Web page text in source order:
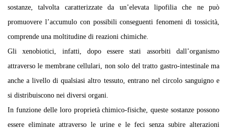
sostanze, talvolta caratterizzate da un’elevata lipofilia che ne può
promuovere l’accumulo con possibili conseguenti fenomeni di tossicità,
comprende una moltitudine di reazioni chimiche.
Gli xenobiotici, infatti, dopo essere stati assorbiti dall’organismo
attraverso le membrane cellulari, non solo del tratto gastro-intestinale ma
anche a livello di qualsiasi altro tessuto, entrano nel circolo sanguigno e
si distribuiscono nei diversi organi.
In funzione delle loro proprietà chimico-fisiche, queste sostanze possono
essere eliminate attraverso le urine e le feci senza subire alterazioni